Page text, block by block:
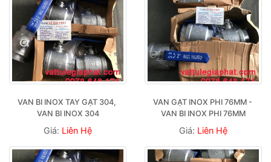
VAN BI INOX TAY GẠT 304,
VAN BI INOX 304
Giá: Liên Hệ
VAN GẠT INOX PHI 76MM -
VAN BI INOX PHI 76MM
Giá: Liên Hệ